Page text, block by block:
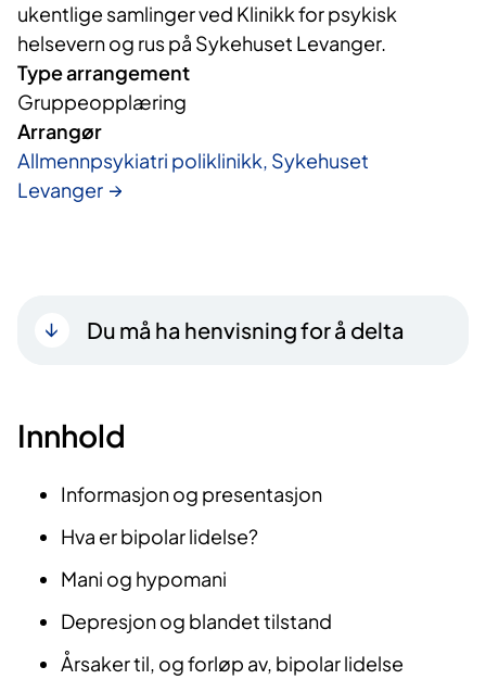
ukentlige samlinger ved Klinikk for psykisk
helsevern og rus på Sykehuset Levanger.
Type arrangement
Gruppeopplæring
Arrangør
Allmennpsykiatri poliklinikk, Sykehuset
Levanger
Du må ha henvisning for å delta
Innhold
Informasjon og presentasjon
Hva er bipolar lidelse?
Mani og hypomani
Depresjon og blandet tilstand
Årsaker til, og forløp av, bipolar lidelse